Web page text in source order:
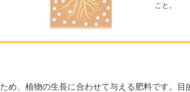
こと。
め、植物の生長に合わせて与える肥料です。